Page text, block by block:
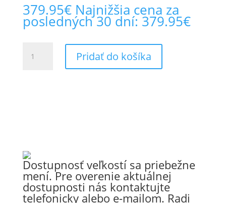
bunda
379.95€ Najnižšia cena za
posledných 30 dní: 379.95€
BÜSE
Pridať do košíka
Dostupnosť veľkostí sa priebežne
mení. Pre overenie aktuálnej
dostupnosti nás kontaktujte
telefonicky alebo e-mailom. Radi